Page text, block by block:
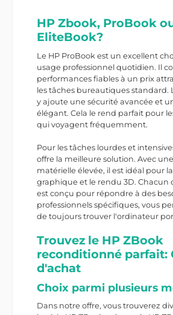
HP Zbook, ProBook
EliteBook?
Le HP ProBook est un excellent
usage professionnel quotidien. Il
performances fiables à un prix
les tâches bureautiques standard.
y ajoute une sécurité avancée et
élégant. Cela le rend parfait pour
qui voyagent fréquemment.
Pour les tâches lourdes et
offre la meilleure solution. Avec
matérielle élevée, il est idéal pour
graphique et le rendu 3D. Chacun
est conçu pour répondre à des
professionnels spécifiques, vous
de toujours trouver l'ordinateur
Trouvez le HP ZBook
reconditionné parfait:
d'achat
Choix parmi plusieurs
Dans notre offre, vous trouverez